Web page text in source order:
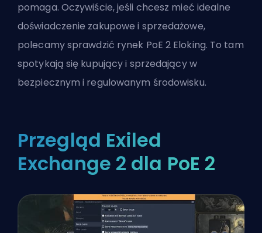
pomaga. Oczywiście, jeśli chcesz mieć idealne
doświadczenie zakupowe i sprzedażowe,
polecamy sprawdzić rynek PoE 2 Eloking. To tam
spotykają się kupujący i sprzedający w
bezpiecznym i regulowanym środowisku.
Przegląd Exiled
Exchange 2 dla PoE 2